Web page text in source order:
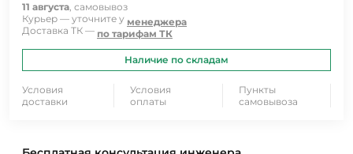
11 августа, самовывоз
Курьер — уточните у менеджера
Доставка ТК — по тарифам ТК
Наличие по складам
Условия
доставки
Условия
оплаты
Пункты
самовывоза